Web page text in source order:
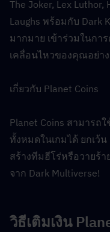
The Joker, Lex Luthor,
Laughs พร้อมกับ Dark
มากมาย เข้าร่วมในกา
เคลื่อนไหวของคุณอย่า
เกี่ยวกับ Planet Coins
Planet Coins สามารถ
ทั้งหมดในเกมได้ ยกเว้น
สร้างทีมฮีโร่หรือวายร้
จาก Dark Multiverse!
วิธีเติมเงิน